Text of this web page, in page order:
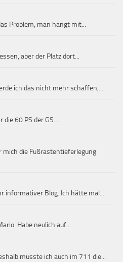
Problem, man hängt mit...
aber der Platz dort...
ich das nicht mehr schaffen,...
60 PS der GS...
die Fußrastentieferlegung
informativer Blog. Ich hätte mal...
Habe neulich auf...
musste ich auch im 711 die...